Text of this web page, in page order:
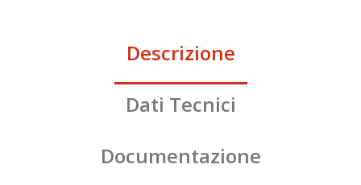
Descrizione
Dati Tecnici
Documentazione